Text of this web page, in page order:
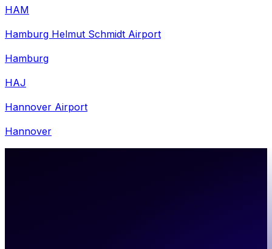
HAM
Hamburg Helmut Schmidt Airport
Hamburg
HAJ
Hannover Airport
Hannover